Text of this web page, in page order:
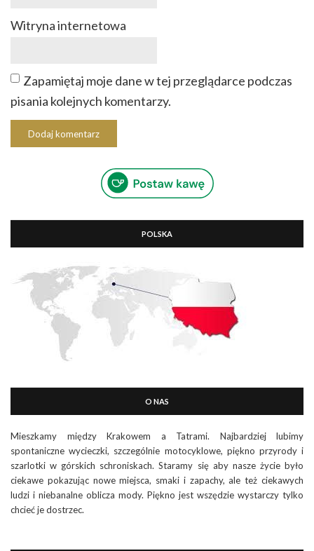
Witryna internetowa
Zapamiętaj moje dane w tej przeglądarce podczas
pisania kolejnych komentarzy.
POLSKA
O NAS
Mieszkamy między Krakowem a Tatrami. Najbardziej lubimy
spontaniczne wycieczki, szczególnie motocyklowe, piękno przyrody i
szarlotki w górskich schroniskach. Staramy się aby nasze życie było
ciekawe pokazując nowe miejsca, smaki i zapachy, ale też ciekawych
ludzi i niebanalne oblicza mody. Piękno jest wszędzie wystarczy tylko
chcieć je dostrzec.